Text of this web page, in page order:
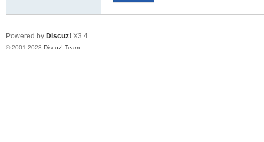
Powered by Discuz! X3.4
© 2001-2023 Discuz! Team